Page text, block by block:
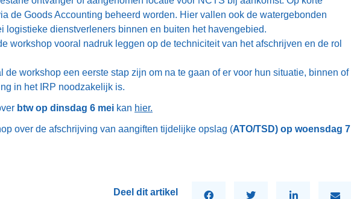
de Goods Accounting beheerd worden. Hier vallen ook de watergebonden
logistieke dienstverleners binnen en buiten het havengebied.
workshop vooral nadruk leggen op de techniciteit van het afschrijven en de rol
de workshop een eerste stap zijn om na te gaan of er voor hun situatie, binnen of
in het IRP noodzakelijk is.
btw op dinsdag 6 mei kan hier.
over de afschrijving van aangiften tijdelijke opslag (ATO/TSD) op woensdag 7
Deel dit artikel